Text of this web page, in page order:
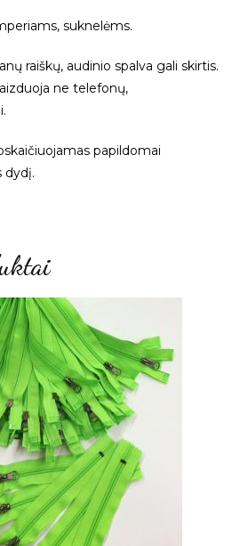
suknelėms.
raiškų, audinio spalva gali skirtis.
ne telefonų,
papildomai
dydį.